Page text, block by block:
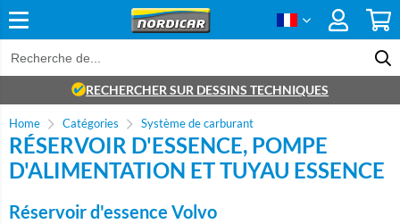
RECHERCHER SUR DESSINS TECHNIQUES
Home Catégories Système de carburant
RÉSERVOIR D'ESSENCE, POMPE
D'ALIMENTATION ET TUYAU ESSENCE
Réservoir d'essence Volvo